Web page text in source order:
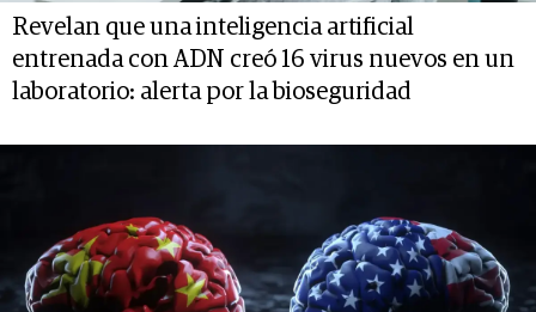
Revelan que una inteligencia artificial
entrenada con ADN creó 16 virus nuevos en un
laboratorio: alerta por la bioseguridad